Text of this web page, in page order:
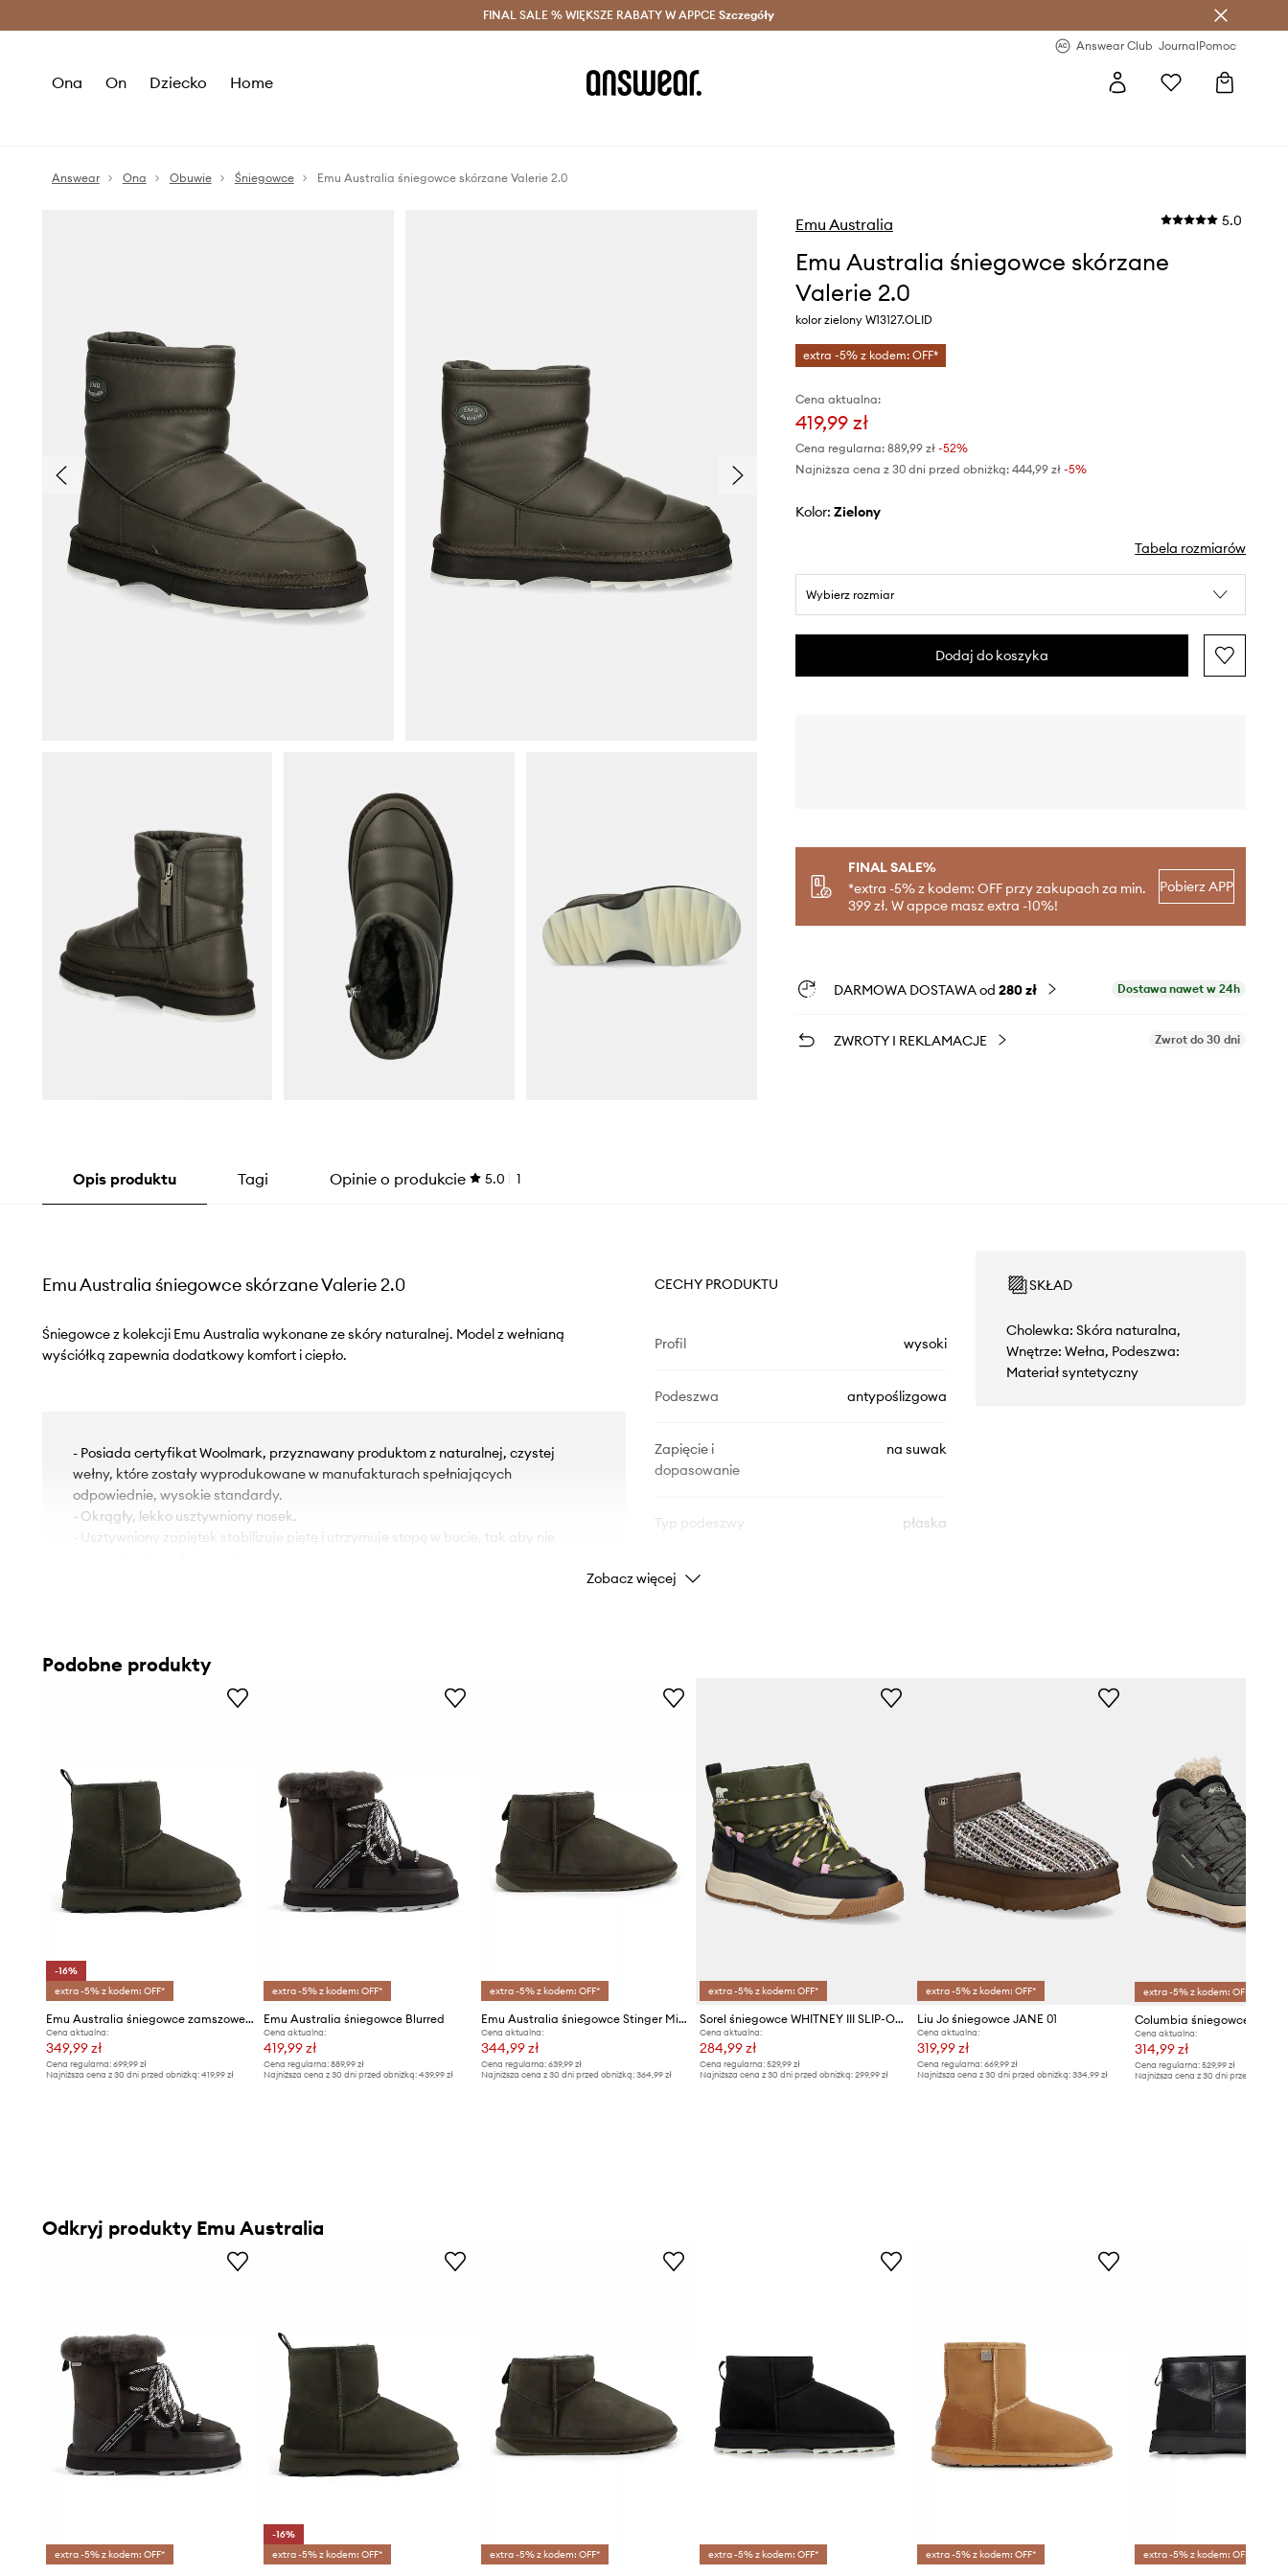
Oszczędzaj z Answear Club > Dostawa nawet w 24h >
FINAL SALE % WIĘKSZE RABATY W APPCE Szczegóły
Answear Club JournalPomoc
Ona On Dziecko Home
Answear Ona Obuwie Śniegowce Emu Australia śniegowce skórzane Valerie 2.0
Emu Australia 5.0
Emu Australia śniegowce skórzane
Valerie 2.0
kolor zielony W13127.OLID
extra -5% z kodem: OFF*
Cena aktualna:
419,99 zł
Cena regularna: 889,99 zł-52%
Najniższa cena z 30 dni przed obniżką: 444,99 zł -5%
Kolor: zielony
Tabela rozmiarów
Wybierz rozmiar
Dodaj do koszyka
FINAL SALE%
*extra -5% z kodem: OFF przy zakupach za min.
399 zł. W appce masz extra -10%!
Pobierz APP
DARMOWA DOSTAWA od 280 zł Dostawa nawet w 24h
ZWROTY I REKLAMACJE Zwrot do 30 dni
Opis produktu Tagi Opinie o produkcie 5.0 1
Emu Australia śniegowce skórzane Valerie 2.0
Śniegowce z kolekcji Emu Australia wykonane ze skóry naturalnej. Model z wełnianą
wyściółką zapewnia dodatkowy komfort i ciepło.
- Posiada certyfikat Woolmark, przyznawany produktom z naturalnej, czystej
wełny, które zostały wyprodukowane w manufakturach spełniających
odpowiednie, wysokie standardy.
- Okrągły, lekko usztywniony nosek.
- Usztywniony zapiętek stabilizuje piętę i utrzymuje stopę w bucie, tak aby nie
- Wnętrze obuwia wykonane zostało z wysokogatunkowej wełny merynosów
(australijskich owiec), co zapewnia lepsze utrzymywanie ciepła oraz dobrą
- Wymiary podane dla rozmiaru: 37.
- Wodoodporność oznacza podwyższoną odporność na działanie wody. Produkt w
kontakcie z wodą zachowuje swoje właściwości, co pozwala na większy komfort
użytkowania dzięki niższemu progowi przemakalności, nie gwarantuje jednak
całkowitej wodoszczelności.
CECHY PRODUKTU
Profil wysoki
Podeszwa antypoślizgowa
Zapięcie i
dopasowanie
na suwak
Typ podeszwy płaska
Wodoodporność
zielony
Emu Australia
Producent
SKŁAD
Cholewka: Skóra naturalna,
Wnętrze: Wełna, Podeszwa:
Materiał syntetyczny
Zobacz więcej
Podobne produkty
-16%
extra -5% z kodem: OFF*
Emu Australia śniegowce zamszowe Sharky Mini
Cena aktualna:
349,99 zł
Cena regularna: 699,99 zł
Najniższa cena z 30 dni przed obniżką: 419,99 zł
extra -5% z kodem: OFF*
Emu Australia śniegowce Blurred
Cena aktualna:
419,99 zł
Cena regularna:889,99 zł
Najniższa cena z 30 dni przed obniżką:439,99 zł
extra -5% z kodem: OFF*
Emu Australia śniegowce Stinger Micro OLI
Cena aktualna:
344,99 zł
Cena regularna: 639,99 zł
Najniższa cena z 30 dni przed obniżką: 364,99 zł
extra -5% z kodem: OFF*
Sorel śniegowce WHITNEY III SLIP-ON WP
Cena aktualna:
284,99 zł
Cena regularna: 529,99 zł
Najniższa cena z 30 dni przed obniżką: 299,99 zł
extra -5% z kodem: OFF*
Liu Jo śniegowce JANE 01
Cena aktualna:
319,99 zł
Cena regularna:669,99 zł
Najniższa cena z 30 dni przed obniżką:334,99 zł
extra -5% z kodem: OFF*
Columbia śniegowce RED
Cena aktualna:
314,99 zł
Cena regularna: 529,99 zł
Najniższa cena z 30 dni przed obniżką:
Odkryj produkty Emu Australia
extra -5% z kodem: OFF*
-16%
extra -5% z kodem: OFF*
extra -5% z kodem: OFF* extra -5% z kodem: OFF* extra -5% z kodem: OFF* extra -5% z kodem: OFF*